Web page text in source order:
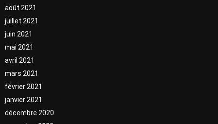
août 2021
juillet 2021
juin 2021
mai 2021
avril 2021
mars 2021
février 2021
janvier 2021
décembre 2020